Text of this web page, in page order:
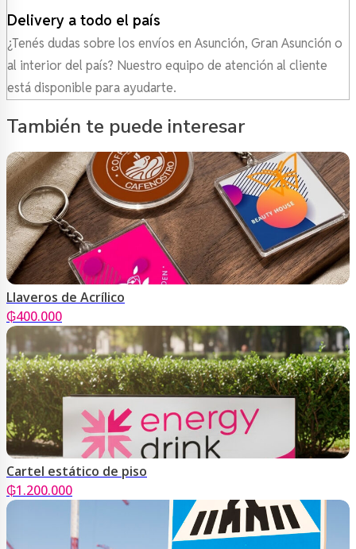
Delivery a todo el país
¿Tenés dudas sobre los envíos en Asunción, Gran Asunción o
al interior del país? Nuestro equipo de atención al cliente
está disponible para ayudarte.
También te puede interesar
Llaveros de Acrílico
₲400.000
Cartel estático de piso
₲1.200.000